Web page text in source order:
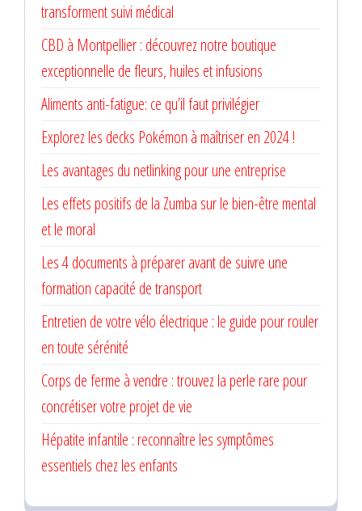
transforment suivi médical
CBD à Montpellier : découvrez notre boutique
exceptionnelle de fleurs, huiles et infusions
Aliments anti-fatigue: ce qu’il faut privilégier
Explorez les decks Pokémon à maîtriser en 2024 !
Les avantages du netlinking pour une entreprise
Les effets positifs de la Zumba sur le bien-être mental
et le moral
Les 4 documents à préparer avant de suivre une
formation capacité de transport
Entretien de votre vélo électrique : le guide pour rouler
en toute sérénité
Corps de ferme à vendre : trouvez la perle rare pour
concrétiser votre projet de vie
Hépatite infantile : reconnaître les symptômes
essentiels chez les enfants